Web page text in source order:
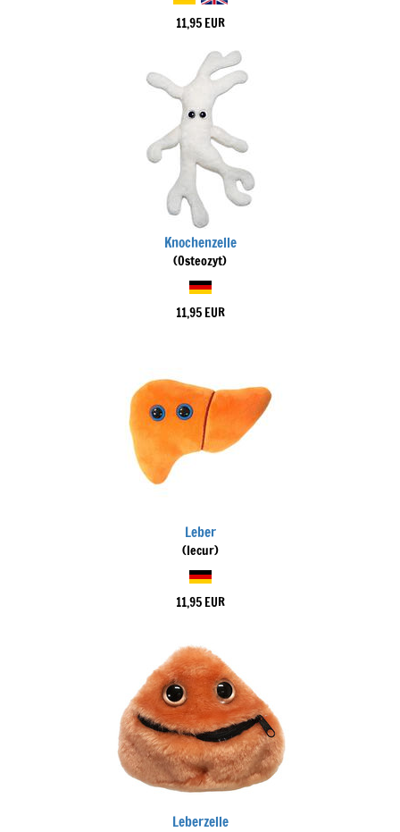
11,95 EUR
Knochenzelle
(Osteozyt)
11,95 EUR
Leber
(Iecur)
11,95 EUR
Leberzelle